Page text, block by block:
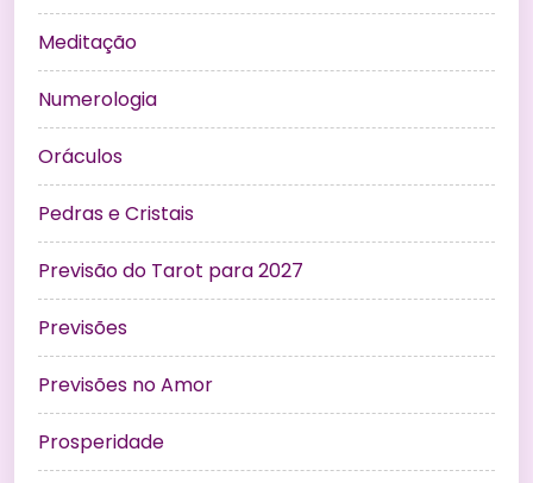
Meditação
Numerologia
Oráculos
Pedras e Cristais
Previsão do Tarot para 2027
Previsões
Previsões no Amor
Prosperidade